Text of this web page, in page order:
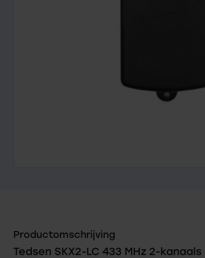
Productomschrijving
Tedsen SKX2-LC 433 MHz 2-